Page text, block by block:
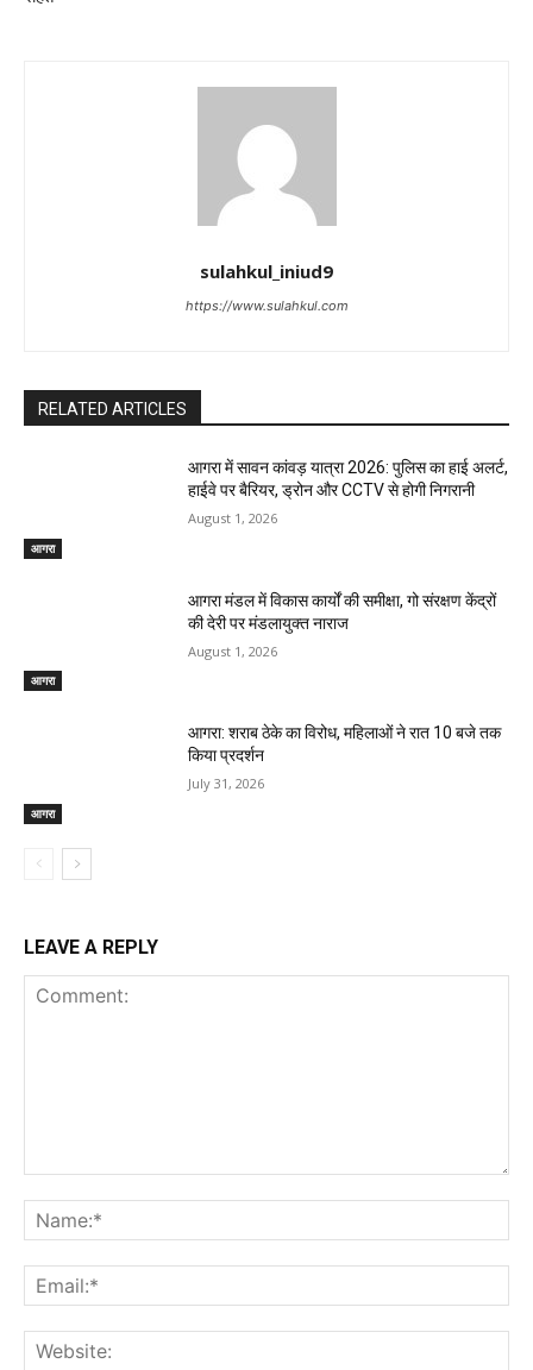
sulahkul_iniud9
https://www.sulahkul.com
RELATED ARTICLES
आगरा
आगरा में सावन कांवड़ यात्रा 2026: पुलिस का हाई अलर्ट,
हाईवे पर बैरियर, ड्रोन और CCTV से होगी निगरानी
August 1, 2026
आगरा
आगरा मंडल में विकास कार्यों की समीक्षा, गो संरक्षण केंद्रों
की देरी पर मंडलायुक्त नाराज
August 1, 2026
आगरा
आगरा: शराब ठेके का विरोध, महिलाओं ने रात 10 बजे तक
किया प्रदर्शन
July 31, 2026
LEAVE A REPLY